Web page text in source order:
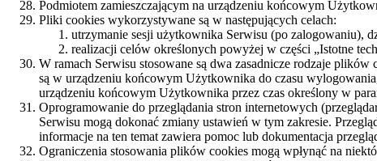
Podmiotem zamieszczającym na urządzeniu końcowym
Pliki cookies wykorzystywane są w następujących celach:
utrzymanie sesji użytkownika Serwisu (po zalogowaniu),
realizacji celów określonych powyżej w części „Istotne
W ramach Serwisu stosowane są dwa zasadnicze rodzaje plików
są w urządzeniu końcowym Użytkownika do czasu
urządzeniu końcowym Użytkownika przez czas określony w
Oprogramowanie do przeglądania stron internetowych
Serwisu mogą dokonać zmiany ustawień w tym zakresie.
informacje na ten temat zawiera pomoc lub dokumentacja
Ograniczenia stosowania plików cookies mogą wpłynąć na